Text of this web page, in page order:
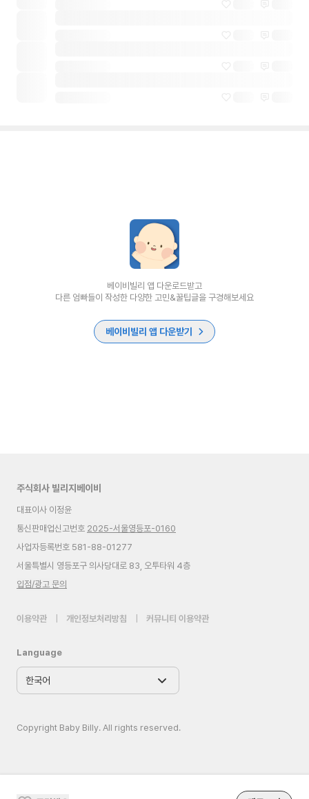
베이비빌리 앱 다운로드받고
다른 엄빠들이 작성한 다양한 고민&꿀팁글을 구경해보세요
베이비빌리 앱 다운받기
주식회사 빌리지베이비
대표이사 이정윤
통신판매업신고번호 2025-서울영등포-0160
사업자등록번호 581-88-01277
서울특별시 영등포구 의사당대로 83, 오투타워 4층
입점/광고 문의
이용약관 개인정보처리방침 커뮤니티 이용약관
Language
Copyright Baby Billy. All rights reserved.